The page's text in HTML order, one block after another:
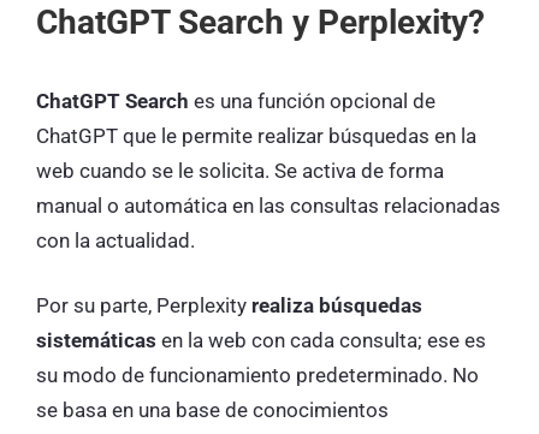
ChatGPT Search y Perplexity?
ChatGPT Search es una función opcional de
ChatGPT que le permite realizar búsquedas en la
web cuando se le solicita. Se activa de forma
manual o automática en las consultas relacionadas
con la actualidad.
Por su parte, Perplexity realiza búsquedas
sistemáticas en la web con cada consulta; ese es
su modo de funcionamiento predeterminado. No
se basa en una base de conocimientos